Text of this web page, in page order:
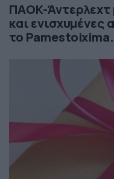
ΠΑΟΚ-
και ενισχυμένες
το